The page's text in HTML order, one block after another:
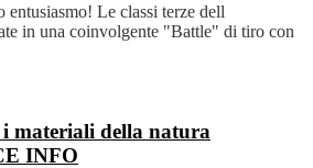
entusiasmo! Le classi terze dell
in una coinvolgente "Battle" di tiro con
materiali della natura
INFO